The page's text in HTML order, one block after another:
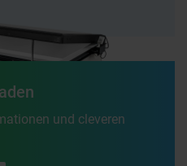
und cleveren